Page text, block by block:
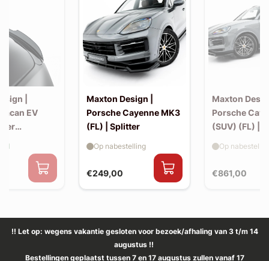
|
EV
Maxton Design |
Porsche Cayenne MK3
(FL) | Splitter
€249,00
Op nabestelling
Maxton
Porsche
(SUV) (FL) |
€861,00
Op
!! Let op: wegens vakantie gesloten voor bezoek/afhaling van 3 t/m 14
augustus !!
Bestellingen geplaatst tussen 7 en 17 augustus zullen vanaf 17